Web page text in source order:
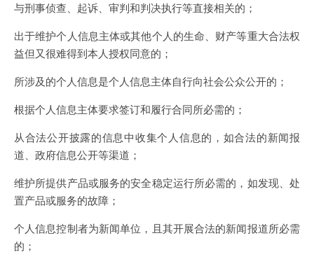
与刑事侦查、起诉、审判和判决执行等直接相关的；
出于维护个人信息主体或其他个人的生命、财产等重大合法权
益但又很难得到本人授权同意的；
所涉及的个人信息是个人信息主体自行向社会公众公开的；
根据个人信息主体要求签订和履行合同所必需的；
从合法公开披露的信息中收集个人信息的，如合法的新闻报
道、政府信息公开等渠道；
维护所提供产品或服务的安全稳定运行所必需的，如发现、处
置产品或服务的故障；
个人信息控制者为新闻单位，且其开展合法的新闻报道所必需
的；